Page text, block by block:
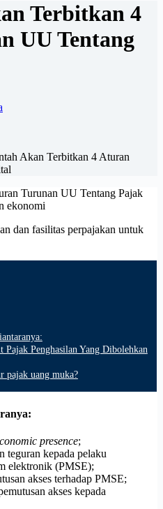
Terbitkan 4
UU Tentang
Akan Terbitkan 4 Aturan
Turunan UU Tentang Pajak
ekonomi
dan fasilitas perpajakan untuk
Pajak Penghasilan Yang Dibolehkan
pajak uang muka?
presence;
teguran kepada pelaku
elektronik (PMSE);
akses terhadap PMSE;
akses kepada